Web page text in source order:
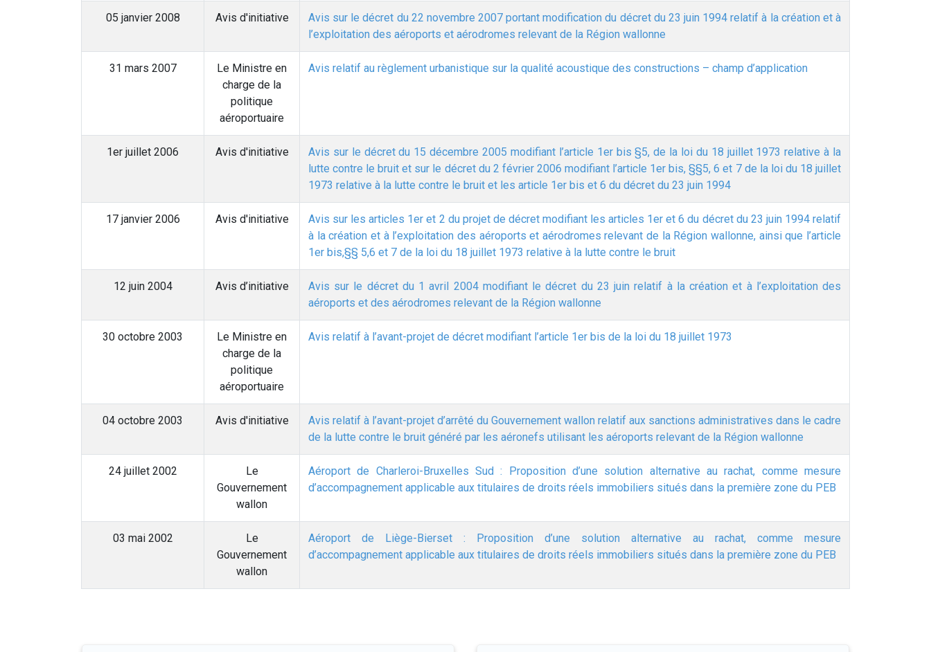
05 janvier 2008 Avis d'initiative
Avis sur le décret du 22 novembre 2007 portant modification du décret du 23 juin 1994 relatif à la création et à
l’exploitation des aéroports et aérodromes relevant de la Région wallonne
31 mars 2007
Le Ministre en
charge de la
politique
aéroportuaire
Avis relatif au règlement urbanistique sur la qualité acoustique des constructions – champ d’application
1er juillet 2006 Avis d'initiative
Avis sur le décret du 15 décembre 2005 modifiant l’article 1er bis §5, de la loi du 18 juillet 1973 relative à la
lutte contre le bruit et sur le décret du 2 février 2006 modifiant l’article 1er bis, §§5, 6 et 7 de la loi du 18 juillet
1973 relative à la lutte contre le bruit et les article 1er bis et 6 du décret du 23 juin 1994
17 janvier 2006 Avis d'initiative
Avis sur les articles 1er et 2 du projet de décret modifiant les articles 1er et 6 du décret du 23 juin 1994 relatif
à la création et à l’exploitation des aéroports et aérodromes relevant de la Région wallonne, ainsi que l’article
1er bis,§§ 5,6 et 7 de la loi du 18 juillet 1973 relative à la lutte contre le bruit
12 juin 2004 Avis d’initiative
Avis sur le décret du 1 avril 2004 modifiant le décret du 23 juin relatif à la création et à l’exploitation des
aéroports et des aérodromes relevant de la Région wallonne
30 octobre 2003
Le Ministre en
charge de la
politique
aéroportuaire
Avis relatif à l’avant-projet de décret modifiant l’article 1er bis de la loi du 18 juillet 1973
04 octobre 2003 Avis d'initiative
Avis relatif à l’avant-projet d’arrêté du Gouvernement wallon relatif aux sanctions administratives dans le cadre
de la lutte contre le bruit généré par les aéronefs utilisant les aéroports relevant de la Région wallonne
24 juillet 2002
Le
Gouvernement
wallon
Aéroport de Charleroi-Bruxelles Sud : Proposition d’une solution alternative au rachat, comme mesure
d’accompagnement applicable aux titulaires de droits réels immobiliers situés dans la première zone du PEB
03 mai 2002
Le
Gouvernement
wallon
Aéroport de Liège-Bierset : Proposition d’une solution alternative au rachat, comme mesure
d’accompagnement applicable aux titulaires de droits réels immobiliers situés dans la première zone du PEB